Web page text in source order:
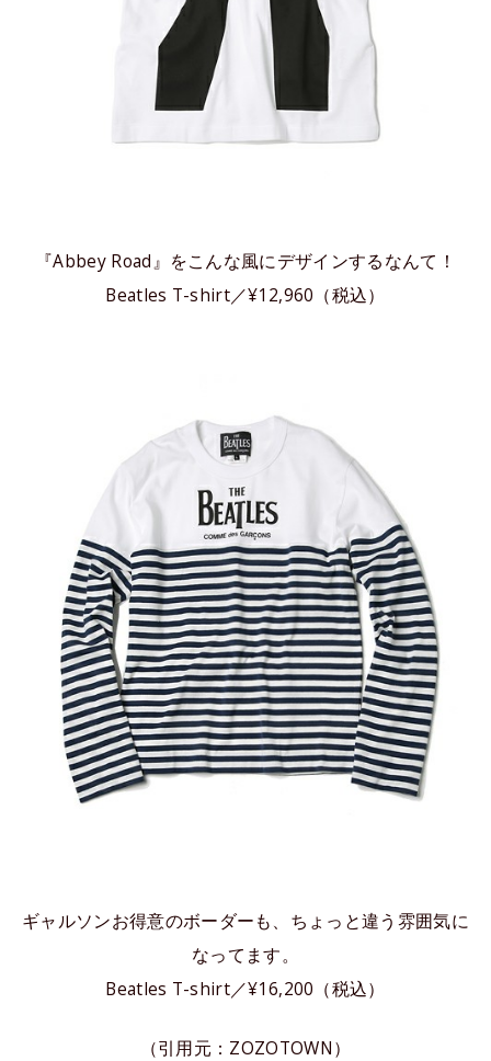
『Abbey Road』をこんな風にデザインするなんて！
Beatles T-shirt／¥12,960（税込）
ギャルソンお得意のボーダーも、ちょっと違う雰囲気に
なってます。
Beatles T-shirt／¥16,200（税込）
（引用元：ZOZOTOWN）